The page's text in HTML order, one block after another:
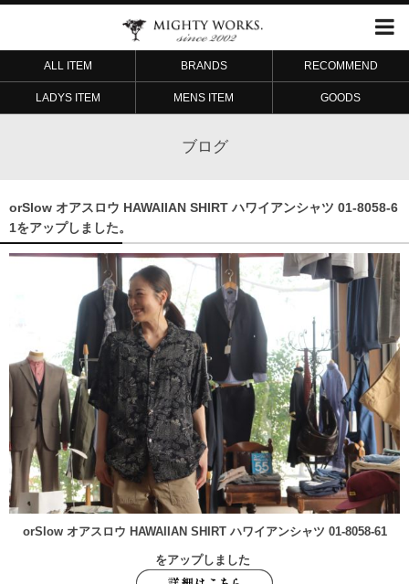
ALL ITEM BRANDS RECOMMEND
LADYS ITEM MENS ITEM GOODS
ブログ
orSlow オアスロウ HAWAIIAN SHIRT ハワイアンシャツ 01-8058-6
1をアップしました。
orSlow オアスロウ HAWAIIAN SHIRT ハワイアンシャツ 01-8058-61
をアップしました